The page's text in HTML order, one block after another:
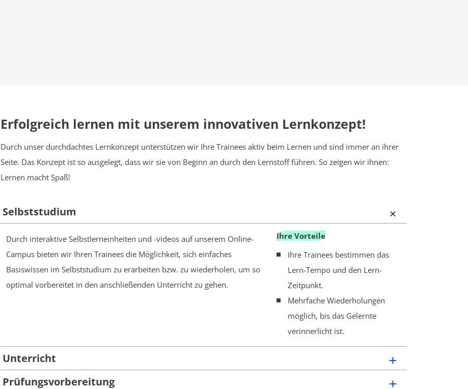
Erfolgreich lernen mit unserem innovativen Lernkonzept!
Durch unser durchdachtes Lernkonzept unterstützen wir Ihre Trainees aktiv beim Lernen und sind immer an ihrer
Seite. Das Konzept ist so ausgelegt, dass wir sie von Beginn an durch den Lernstoff führen. So zeigen wir ihnen:
Lernen macht Spaß!
Selbststudium
Durch interaktive Selbstlerneinheiten und -videos auf unserem Online-
Campus bieten wir Ihren Trainees die Möglichkeit, sich einfaches
Basiswissen im Selbststudium zu erarbeiten bzw. zu wiederholen, um so
optimal vorbereitet in den anschließenden Unterricht zu gehen.
Ihre Vorteile
Ihre Trainees bestimmen das
Lern-Tempo und den Lern-
Zeitpunkt.
Mehrfache Wiederholungen
möglich, bis das Gelernte
verinnerlicht ist.
Unterricht
Prüfungsvorbereitung